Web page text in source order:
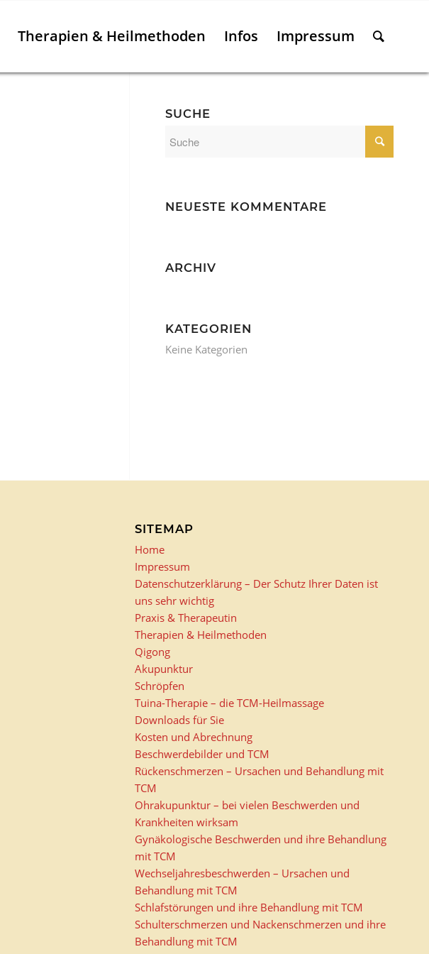
Therapien & Heilmethoden Infos Impressum
SUCHE
NEUESTE KOMMENTARE
ARCHIV
KATEGORIEN
Keine Kategorien
SITEMAP
Home
Impressum
Datenschutzerklärung – Der Schutz Ihrer Daten ist
uns sehr wichtig
Praxis & Therapeutin
Therapien & Heilmethoden
Qigong
Akupunktur
Schröpfen
Tuina-Therapie – die TCM-Heilmassage
Downloads für Sie
Kosten und Abrechnung
Beschwerdebilder und TCM
Rückenschmerzen – Ursachen und Behandlung mit
TCM
Ohrakupunktur – bei vielen Beschwerden und
Krankheiten wirksam
Gynäkologische Beschwerden und ihre Behandlung
mit TCM
Wechseljahresbeschwerden – Ursachen und
Behandlung mit TCM
Schlafstörungen und ihre Behandlung mit TCM
Schulterschmerzen und Nackenschmerzen und ihre
Behandlung mit TCM